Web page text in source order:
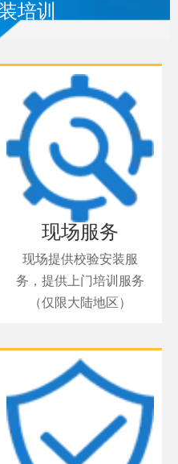
培训
现场服务
现场提供校验安装服
务，提供上门培训服务
（仅限大陆地区）